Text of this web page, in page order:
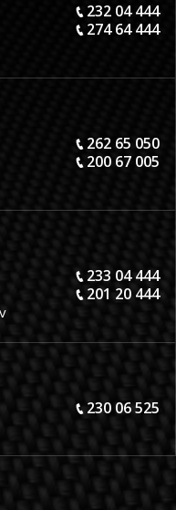
232 04 444
274 64 444
262 65 050
200 67 005
233 04 444
201 20 444
230 06 525